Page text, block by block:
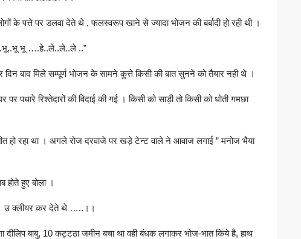
के पत्ते पर डलवा देते थे , फलस्वरूप खाने से ज्यादा भोजन की बर्बादी हो रही थी ।
भू ….हे..ले..ले..ले ..”
दिन बाद मिले सम्पूर्ण भोजन के सामने कुत्ते किसी की बात सुनने को तैयार नही थे ।
पधारे रिश्तेदारों की विदाई की गई । किसी को साड़ी तो किसी को धोती गमछा
हो रहा था । अगले रोज दरवाजे पर खड़े टेन्ट वाले ने आवाज लगाई ” मनोज भैया
होते हुए बोला ।
। उ क्लीयर कर देते थे …..।।
दीलिप बाबु, 10 कट्टठा जमीन बचा था वही बंधक लगाकर भोज-भात किये है, हाथ